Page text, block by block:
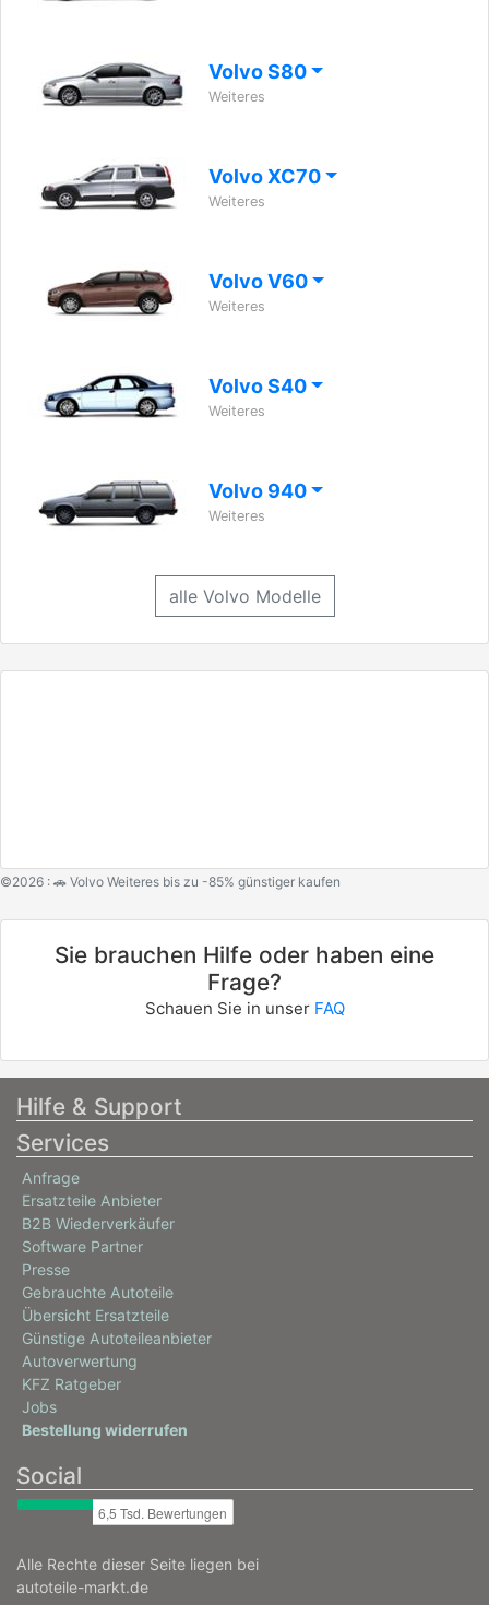
Volvo S80
Weiteres
Volvo XC70
Weiteres
Volvo V60
Weiteres
Volvo S40
Weiteres
Volvo 940
Weiteres
alle Volvo Modelle
©2026 : 🚗 Volvo Weiteres bis zu -85% günstiger kaufen
Sie brauchen Hilfe oder haben eine
Frage?
Schauen Sie in unser FAQ
Hilfe & Support
Services
Anfrage
Ersatzteile Anbieter
B2B Wiederverkäufer
Software Partner
Presse
Gebrauchte Autoteile
Übersicht Ersatzteile
Günstige Autoteileanbieter
Autoverwertung
KFZ Ratgeber
Jobs
Bestellung widerrufen
Social
Alle Rechte dieser Seite liegen bei
autoteile-markt.de